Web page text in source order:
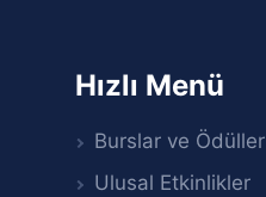
Hızlı Menü
Burslar ve Ödüller
Ulusal Etkinlikler